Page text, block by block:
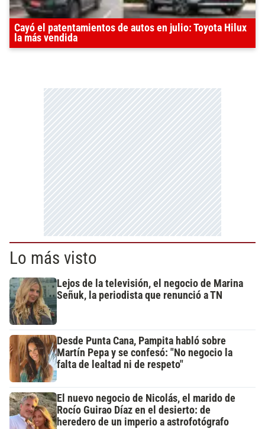
Cayó el patentamientos de autos en julio: Toyota Hilux
la más vendida
Lo más visto
Lejos de la televisión, el negocio de Marina
Señuk, la periodista que renunció a TN
Desde Punta Cana, Pampita habló sobre
Martín Pepa y se confesó: "No negocio la
falta de lealtad ni de respeto"
El nuevo negocio de Nicolás, el marido de
Rocío Guirao Díaz en el desierto: de
heredero de un imperio a astrofotógrafo